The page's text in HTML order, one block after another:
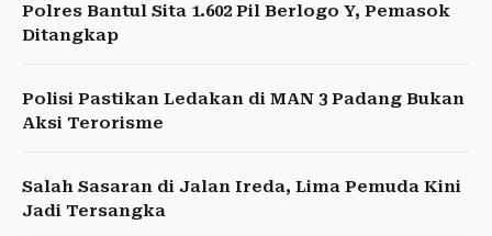
Polres Bantul Sita 1.602 Pil Berlogo Y, Pemasok
Ditangkap
Polisi Pastikan Ledakan di MAN 3 Padang Bukan
Aksi Terorisme
Salah Sasaran di Jalan Ireda, Lima Pemuda Kini
Jadi Tersangka